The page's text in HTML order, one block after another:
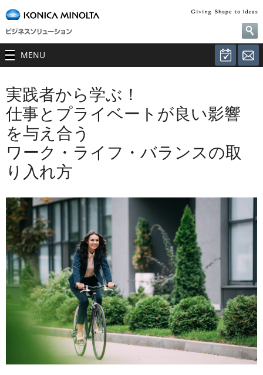
MENU
実践者から学ぶ！
仕事とプライベートが良い影響
を与え合う
ワーク・ライフ・バランスの取
り入れ方